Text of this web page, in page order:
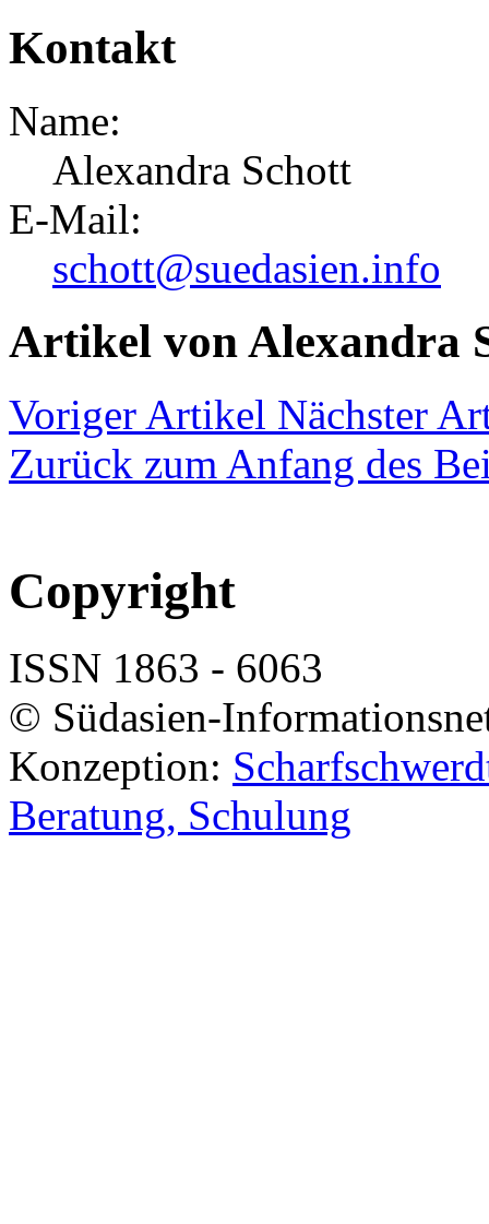
Kontakt
Name:
Alexandra Schott
E-Mail:
schott@suedasien.info
Artikel von Alexandra
Voriger Artikel Nächster
Zurück zum Anfang des
Copyright
ISSN 1863 - 6063
© Südasien-
Konzeption:
Beratung, Schulung